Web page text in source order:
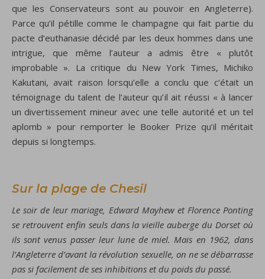
que les Conservateurs sont au pouvoir en Angleterre).
Parce qu’il pétille comme le champagne qui fait partie du
pacte d’euthanasie décidé par les deux hommes dans une
intrigue, que même l’auteur a admis être « plutôt
improbable ». La critique du New York Times, Michiko
Kakutani, avait raison lorsqu’elle a conclu que c’était un
témoignage du talent de l’auteur qu’il ait réussi « à lancer
un divertissement mineur avec une telle autorité et un tel
aplomb » pour remporter le Booker Prize qu’il méritait
depuis si longtemps.
Sur la plage de Chesil
Le soir de leur mariage, Edward Mayhew et Florence Ponting
se retrouvent enfin seuls dans la vieille auberge du Dorset où
ils sont venus passer leur lune de miel. Mais en 1962, dans
l’Angleterre d’avant la révolution sexuelle, on ne se débarrasse
pas si facilement de ses inhibitions et du poids du passé.